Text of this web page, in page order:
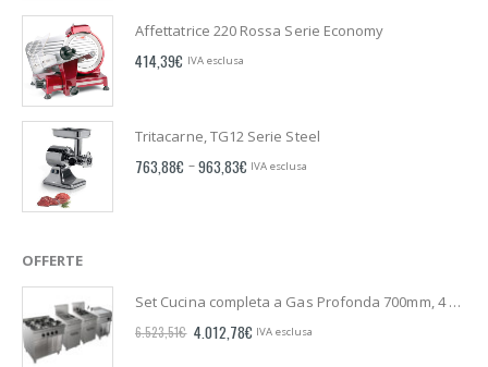
Affettatrice 220 Rossa Serie Economy
414,39€ IVA esclusa
Tritacarne, TG12 Serie Steel
763,88€ –963,83€ IVA esclusa
OFFERTE
Set Cucina completa a Gas Profonda 700mm, 4 Fuochi, Friggitrice 17 Lt, Cuocipasta 28 Lt, set di cestelli, Fry Top L 400mm, Serie G7
6.523,51€ 4.012,78€ IVA esclusa